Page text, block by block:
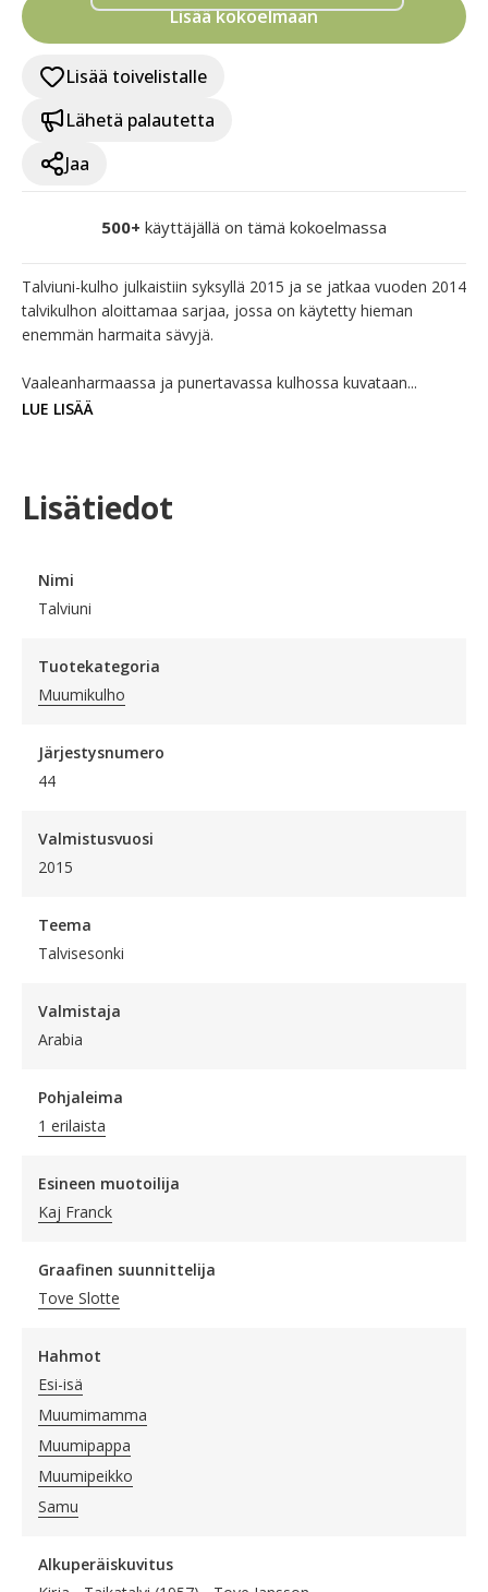
Lisää kokoelmaan
Lisää toivelistalle
Lähetä palautetta
Jaa
500+ käyttäjällä on tämä kokoelmassa
Talviuni-kulho julkaistiin syksyllä 2015 ja se jatkaa vuoden 2014
talvikulhon aloittamaa sarjaa, jossa on käytetty hieman
enemmän harmaita sävyjä.
Vaaleanharmaassa ja punertavassa kulhossa kuvataan...
LUE LISÄÄ
Lisätiedot
Nimi
Talviuni
Tuotekategoria
Muumikulho
Järjestysnumero
44
Valmistusvuosi
2015
Teema
Talvisesonki
Valmistaja
Arabia
Pohjaleima
1 erilaista
Esineen muotoilija
Kaj Franck
Graafinen suunnittelija
Tove Slotte
Hahmot
Esi-isä
Muumimamma
Muumipappa
Muumipeikko
Samu
Alkuperäiskuvitus